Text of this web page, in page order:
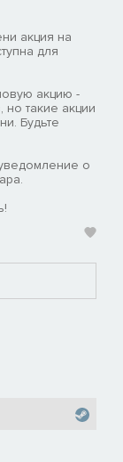
акция на
для
акцию -
такие акции
Будьте
о